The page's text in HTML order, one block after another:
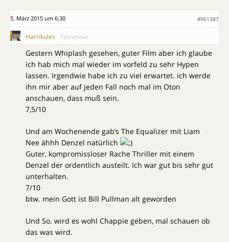
5. März 2015 um 6:30 #961387
Harrikules Teilnehmer
Gestern Whiplash gesehen, guter Film aber ich glaube
ich hab mich mal wieder im vorfeld zu sehr Hypen
lassen. Irgendwie habe ich zu viel erwartet. ich werde
ihn mir aber auf jeden Fall noch mal im Oton
anschauen, dass muß sein.
7,5/10
Und am Wochenende gab’s The Equalizer mit Liam
Nee ähhh Denzel natürlich
Guter, kompromissloser Rache Thriller mit einem
Denzel der ordentlich austeilt. Ich war gut bis sehr gut
unterhalten.
7/10
btw. mein Gott ist Bill Pullman alt geworden
Und So. wird es wohl Chappie geben, mal schauen ob
das was wird.